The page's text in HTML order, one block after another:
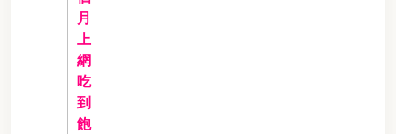
月
上
網
吃
到
飽